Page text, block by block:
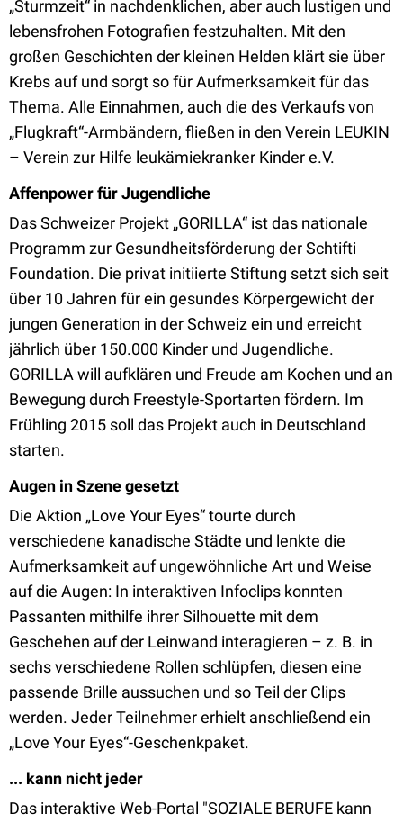
„Sturmzeit“ in nachdenklichen, aber auch lustigen und
lebensfrohen Fotografien festzuhalten. Mit den
großen Geschichten der kleinen Helden klärt sie über
Krebs auf und sorgt so für Aufmerksamkeit für das
Thema. Alle Einnahmen, auch die des Verkaufs von
„Flugkraft“-Armbändern, fließen in den Verein LEUKIN
– Verein zur Hilfe leukämiekranker Kinder e.V.
Affenpower für Jugendliche
Das Schweizer Projekt „GORILLA“ ist das nationale
Programm zur Gesundheitsförderung der Schtifti
Foundation. Die privat initiierte Stiftung setzt sich seit
über 10 Jahren für ein gesundes Körpergewicht der
jungen Generation in der Schweiz ein und erreicht
jährlich über 150.000 Kinder und Jugendliche.
GORILLA will aufklären und Freude am Kochen und an
Bewegung durch Freestyle-Sportarten fördern. Im
Frühling 2015 soll das Projekt auch in Deutschland
starten.
Augen in Szene gesetzt
Die Aktion „Love Your Eyes“ tourte durch
verschiedene kanadische Städte und lenkte die
Aufmerksamkeit auf ungewöhnliche Art und Weise
auf die Augen: In interaktiven Infoclips konnten
Passanten mithilfe ihrer Silhouette mit dem
Geschehen auf der Leinwand interagieren – z. B. in
sechs verschiedene Rollen schlüpfen, diesen eine
passende Brille aussuchen und so Teil der Clips
werden. Jeder Teilnehmer erhielt anschließend ein
„Love Your Eyes“-Geschenkpaket.
... kann nicht jeder
Das interaktive Web-Portal "SOZIALE BERUFE kann